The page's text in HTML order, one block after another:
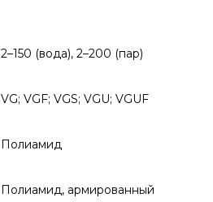
2–150 (вода), 2–200 (пар)
VG; VGF; VGS; VGU; VGUF
Полиамид
Полиамид, армированный